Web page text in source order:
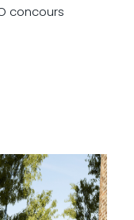
concours